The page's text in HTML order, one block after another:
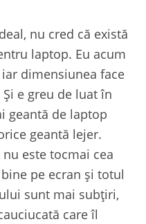
nu cred că există
laptop. Eu acum
dimensiunea face
e greu de luat în
geantă de laptop
geantă lejer.
este tocmai cea
pe ecran și totul
sunt mai subțiri,
care îl